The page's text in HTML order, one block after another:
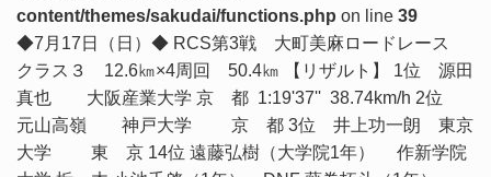
content/themes/sakudai/functions.php on line 39
◆7月17日（日）◆ RCS第3戦 大町美麻ロードレース
クラス３ 12.6㎞×4周回 50.4㎞ 【リザルト】 1位 源田
真也 大阪産業大学 京 都 1:19'37'' 38.74km/h 2位
元山高嶺 神戸大学 京 都 3位 井上功一朗 東京
大学 東 京 14位 遠藤弘樹（大学院1年） 作新学院